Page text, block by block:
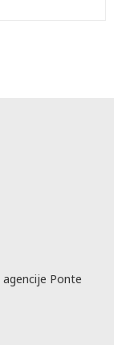
agencije Ponte